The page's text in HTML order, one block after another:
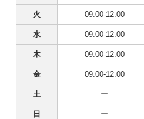
火 09:00-12:00
水 09:00-12:00
木 09:00-12:00
金 09:00-12:00
土 ー
日 ー